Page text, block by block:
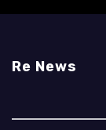
Re News